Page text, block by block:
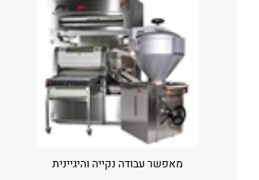
מאפשר עבודה נקייה והיגיינית